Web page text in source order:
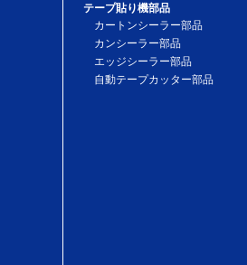
テープ貼り機部品
カートンシーラー部品
カンシーラー部品
エッジシーラー部品
自動テープカッター部品